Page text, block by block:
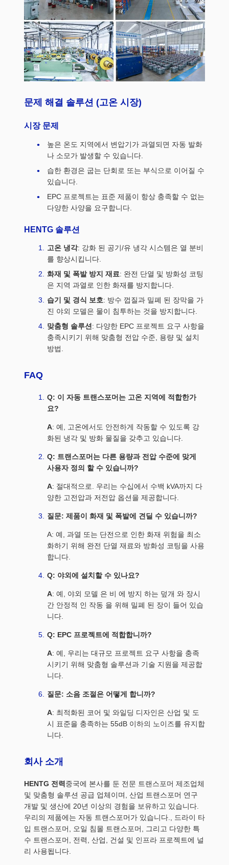
문제 해결 솔루션 (고온 시장)
시장 문제
높은 온도 지역에서 변압기가 과열되면 자동 발화
나 소모가 발생할 수 있습니다.
습한 환경은 굽는 단회로 또는 부식으로 이어질 수
있습니다.
EPC 프로젝트는 표준 제품이 항상 충족할 수 없는
다양한 사양을 요구합니다.
HENTG 솔루션
고온 냉각: 강화 된 공기/유 냉각 시스템은 열 분비
를 향상시킵니다.
화재 및 폭발 방지 재료: 완전 단열 및 방화성 코팅
은 지역 과열로 인한 화재를 방지합니다.
습기 및 경식 보호: 방수 껍질과 밀폐 된 장막을 가
진 야외 모델은 물이 침투하는 것을 방지합니다.
맞춤형 솔루션: 다양한 EPC 프로젝트 요구 사항을
충족시키기 위해 맞춤형 전압 수준, 용량 및 설치
방법.
FAQ
Q: 이 자동 트랜스포머는 고온 지역에 적합한가
요?
A: 예, 고온에서도 안전하게 작동할 수 있도록 강
화된 냉각 및 방화 물질을 갖추고 있습니다.
Q: 트랜스포머는 다른 용량과 전압 수준에 맞게
사용자 정의 할 수 있습니까?
A: 절대적으로. 우리는 수십에서 수백 kVA까지 다
양한 고전압과 저전압 옵션을 제공합니다.
질문: 제품이 화재 및 폭발에 견딜 수 있습니까?
A: 예, 과열 또는 단전으로 인한 화재 위험을 최소
화하기 위해 완전 단열 재료와 방화성 코팅을 사용
합니다.
Q: 야외에 설치할 수 있나요?
A: 예, 야외 모델 은 비 에 방지 하는 덮개 와 장시
간 안정적 인 작동 을 위해 밀폐 된 장이 들어 있습
니다.
Q: EPC 프로젝트에 적합합니까?
A: 예, 우리는 대규모 프로젝트 요구 사항을 충족
시키기 위해 맞춤형 솔루션과 기술 지원을 제공합
니다.
질문: 소음 조절은 어떻게 합니까?
A: 최적화된 코어 및 와일딩 디자인은 산업 및 도
시 표준을 충족하는 55dB 이하의 노이즈를 유지합
니다.
회사 소개
HENTG 전력 중국에 본사를 둔 전문 트랜스포머 제조업체
및 맞춤형 솔루션 공급 업체이며, 산업 트랜스포머 연구
개발 및 생산에 20년 이상의 경험을 보유하고 있습니다.
우리의 제품에는 자동 트랜스포머가 있습니다., 드라이 타
입 트랜스포머, 오일 침몰 트랜스포머, 그리고 다양한 특
수 트랜스포머, 전력, 산업, 건설 및 인프라 프로젝트에 널
리 사용됩니다.